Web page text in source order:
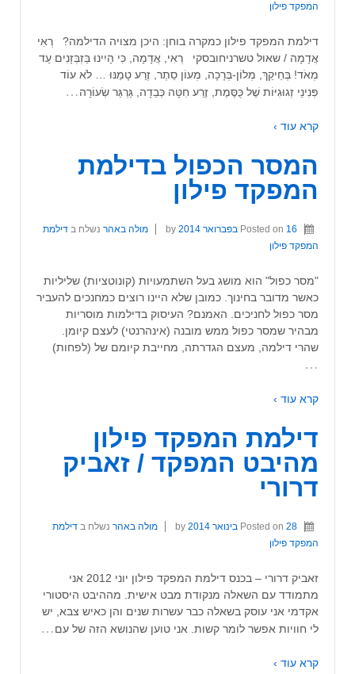
המפקד פילון
דילמת המפקד פילון כמקרה בוחן: היכן מצויה הדילמה? רְאִי
אֲדָמָה / שאול טשרניחובסקי רְאִי, אֲדָמָה, כִּי הָיִינוּ בַּזְבְּזָנִים עַד
מְאֹד! בְּחֵיקֵךְ, מְלוֹן-בְּרָכָה, מְעוֹן סֵתֶר, זֶרַע טָמַנּוּ … לֹא עוֹד
פְּנִינֵי זְגוּגִיּוֹת שֶׁל כֻּסֶּמֶת, זֶרַע חִטָּה כְּבֵדָה, גַּרְגֵּר שְׂעוֹרָה…
קרא עוד ›
המסר הכפול בדילמת
המפקד פילון
Posted on 16 בפברואר 2014 מולה באהר נשלח ב דילמת
המפקד פילון
"מסר כפול" הוא מושג בעל השתמעויות (קונוטציות) שליליות
כאשר מדובר בחינוך. כמובן שלא היינו רוצים כמחנכים להעביר
מסר כפול לחניכים. האמנם? העיסוק בדילמות מוסריות
מבהיר שמסר כפול ממש מובנה (אינהרנטי) לעצם קיומן.
שהרי דילמה, מעצם הגדרתה, מחייבת קיומם של (לפחות)
…
קרא עוד ›
דילמת המפקד פילון
מהיבט המפקד / זאביק
דרורי
Posted on 28 בינואר 2014 מולה באהר נשלח ב דילמת
המפקד פילון
זאביק דרורי – בכנס דילמת המפקד פילון יוני 2012 אני
מתמודד עם השאלה מנקודת מבט אישית. מההיבט היסטורי
אקדמי אני עוסק בשאלה כבר עשרות שנים והן כאיש צבא, יש
לי חוויות אפשר לומר קשות. אני טוען שהנושא הזה של עם…
קרא עוד ›